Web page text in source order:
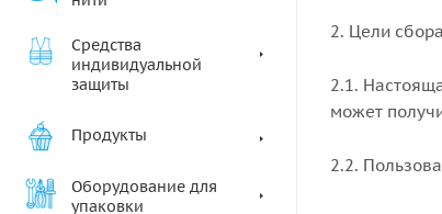
Средства
индивидуальной
защиты
Продукты
Оборудование для
упаковки
2. Цели
2.1.
может
2.2.